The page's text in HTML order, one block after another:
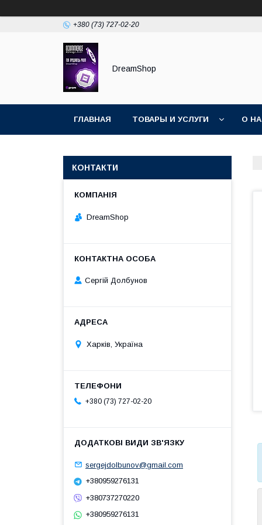
+380 (73) 727-02-20
DreamShop
ГЛАВНАЯ ТОВАРЫ И УСЛУГИ О
КОНТАКТИ
DreamShop
Сергій Долбунов
Харків, Україна
+380 (73) 727-02-20
sergejdolbunov@gmail.com
+380959276131
+380737270220
+380959276131